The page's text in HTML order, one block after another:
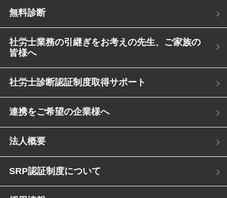
無料診断
社労士業務の引継ぎをお考えの先生、ご家族の
皆様へ
社労士診断認証制度取得サポート
連携をご希望の企業様へ
法人概要
SRP認証制度について